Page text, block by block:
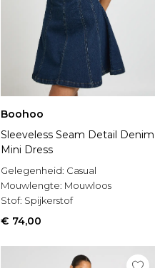
Boohoo
Sleeveless Seam Detail Denim
Mini Dress
Gelegenheid: Casual
Mouwlengte: Mouwloos
Stof: Spijkerstof
€ 74,00